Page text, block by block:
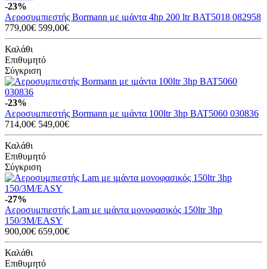
-23%
Αεροσυμπιεστής Bormann με ιμάντα 4hp 200 ltr BAT5018 082958
779,00€ 599,00€
Καλάθι
Επιθυμητό
Σύγκριση
-23%
Αεροσυμπιεστής Bormann με ιμάντα 100ltr 3hp BAT5060 030836
714,00€ 549,00€
Καλάθι
Επιθυμητό
Σύγκριση
-27%
Αεροσυμπιεστής Lam με ιμάντα μονοφασικός 150ltr 3hp
150/3M/EASY
900,00€ 659,00€
Καλάθι
Επιθυμητό